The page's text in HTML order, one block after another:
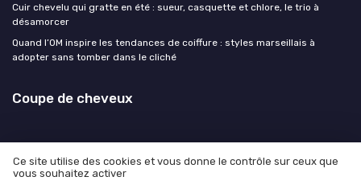
Cuir chevelu qui gratte en été : sueur, casquette et chlore, le trio à
désamorcer
Quand l’OM inspire les tendances de coiffure : styles marseillais à
adopter sans tomber dans le cliché
Coupe de cheveux
Mentions légales
Ce site utilise des cookies et vous donne le contrôle sur ceux que
vous souhaitez activer